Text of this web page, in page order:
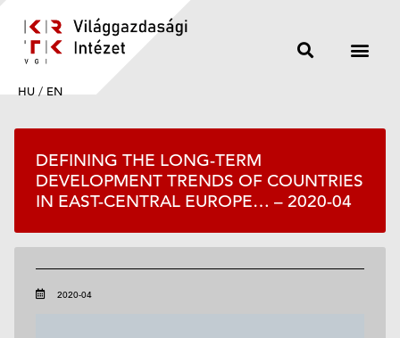
HU / EN
DEFINING THE LONG-TERM
DEVELOPMENT TRENDS OF COUNTRIES
IN EAST-CENTRAL EUROPE… – 2020-04
2020-04